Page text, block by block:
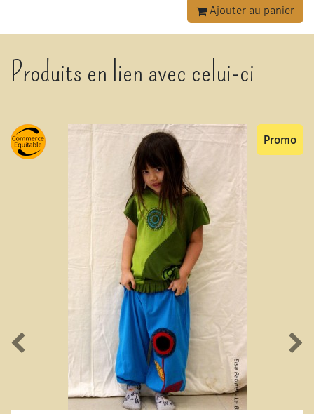
Ajouter au panier
Produits en lien avec celui-ci
Promo